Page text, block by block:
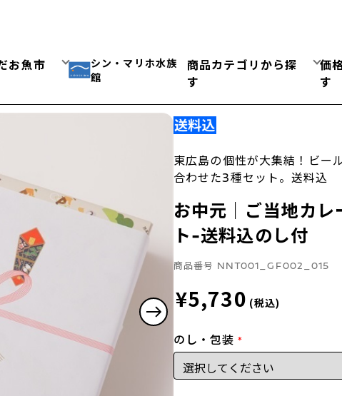
お魚市
シン・マリホ水族
館
商品カテゴリから探
す
価
す
東広島の個性が大集結！ビー
合わせた3種セット。送料込
お中元｜ご当地カ
ト-送料込のし付
商品番号 NNT001_GF002_015
¥5,730 (税込)
のし・包装 *